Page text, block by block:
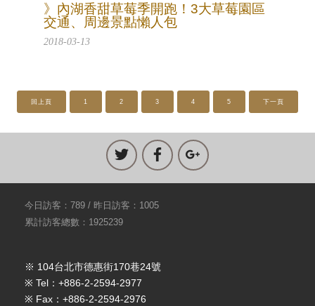
》內湖香甜草莓季開跑！3大草莓園區
交通、周邊景點懶人包
2018-03-13
回上頁 1 2 3 4 5 下一頁
今日訪客：789 / 昨日訪客：1005
累計訪客總數：1925239
※ 104台北市德惠街170巷24號
※ Tel：+886-2-2594-2977
※ Fax：+886-2-2594-2976